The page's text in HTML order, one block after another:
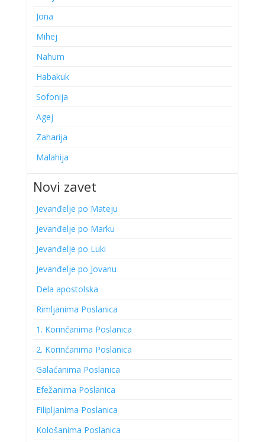
Jona
Mihej
Nahum
Habakuk
Sofonija
Agej
Zaharija
Malahija
Novi zavet
Jevanđelje po Mateju
Jevanđelje po Marku
Jevanđelje po Luki
Jevanđelje po Jovanu
Dela apostolska
Rimljanima Poslanica
1. Korinćanima Poslanica
2. Korinćanima Poslanica
Galaćanima Poslanica
Efežanima Poslanica
Filipljanima Poslanica
Kološanima Poslanica